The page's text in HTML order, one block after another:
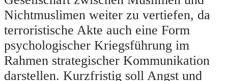
Nichtmuslimen weiter zu vertiefen, da
terroristische Akte auch eine Form
psychologischer Kriegsführung im
Rahmen strategischer Kommunikation
darstellen. Kurzfristig soll Angst und